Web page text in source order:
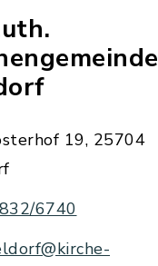
19, 25704
6740